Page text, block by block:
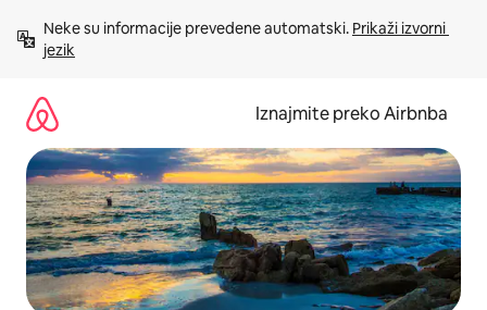
sadržaj
Neke su informacije prevedene automatski. Prikaži izvorni
jezik
Iznajmite preko Airbnba